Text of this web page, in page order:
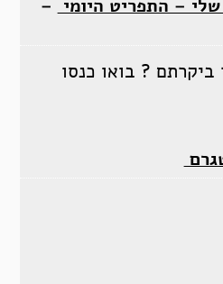
– התפריט היומי –
? בואו כנסו